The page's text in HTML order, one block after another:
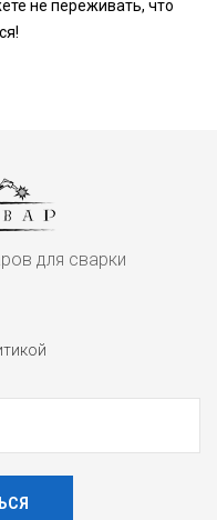
не переживать, что
для сварки